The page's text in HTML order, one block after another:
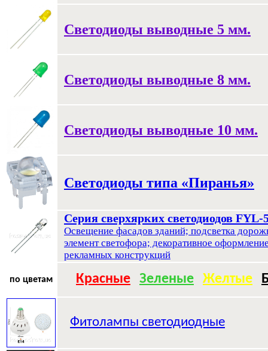
Светодиоды выводные 5 мм.
Светодиоды выводные 8 мм.
Светодиоды выводные 10 мм.
Светодиоды типа «Пиранья»
Серия сверхярких светодиодов
Освещение фасадов зданий; подсветка
элемент светофора; декоративное
рекламных конструкций
по цветам Красные Зеленые Желтые
Фитолампы светодиодные